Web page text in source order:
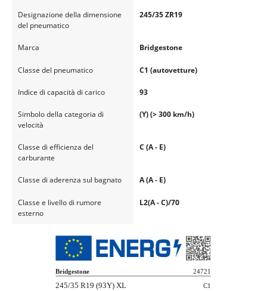
Designazione della dimensione
del pneumatico
245/35 ZR19
Marca Bridgestone
Classe del pneumatico C1 (autovetture)
Indice di capacità di carico 93
Simbolo della categoria di
velocità
(Y) (> 300 km/h)
Classe di efficienza del
carburante
C (A - E)
Classe di aderenza sul bagnato A (A - E)
Classe e livello di rumore
esterno
L2(A - C)/70